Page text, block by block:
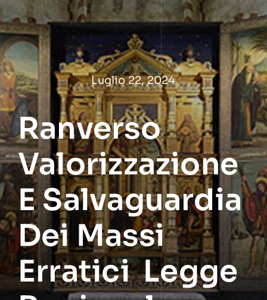
Salta
al
contenuto
Luglio 22, 2024
Ranverso
Valorizzazione
E Salvaguardia
Dei Massi
Erratici Legge